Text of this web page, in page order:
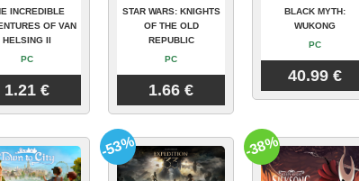
INCREDIBLE
OF VAN
HELSING II
PC
1.21 €
STAR WARS: KNIGHTS
OF THE OLD
REPUBLIC
PC
1.66 €
BLACK MYTH:
WUKONG
PC
40.99 €
-53% -38%